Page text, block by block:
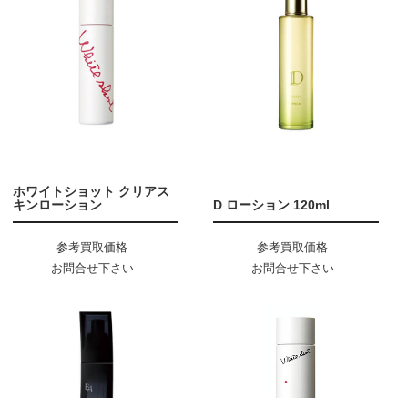
ホワイトショット クリアス
キンローション
参考買取価格
お問合せ下さい
D ローション 120ml
参考買取価格
お問合せ下さい